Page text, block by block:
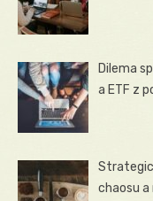
Dilema
a ETF z
chaosu